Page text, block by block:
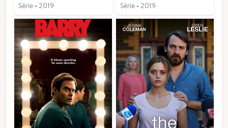
Série • 2019 Série • 2019